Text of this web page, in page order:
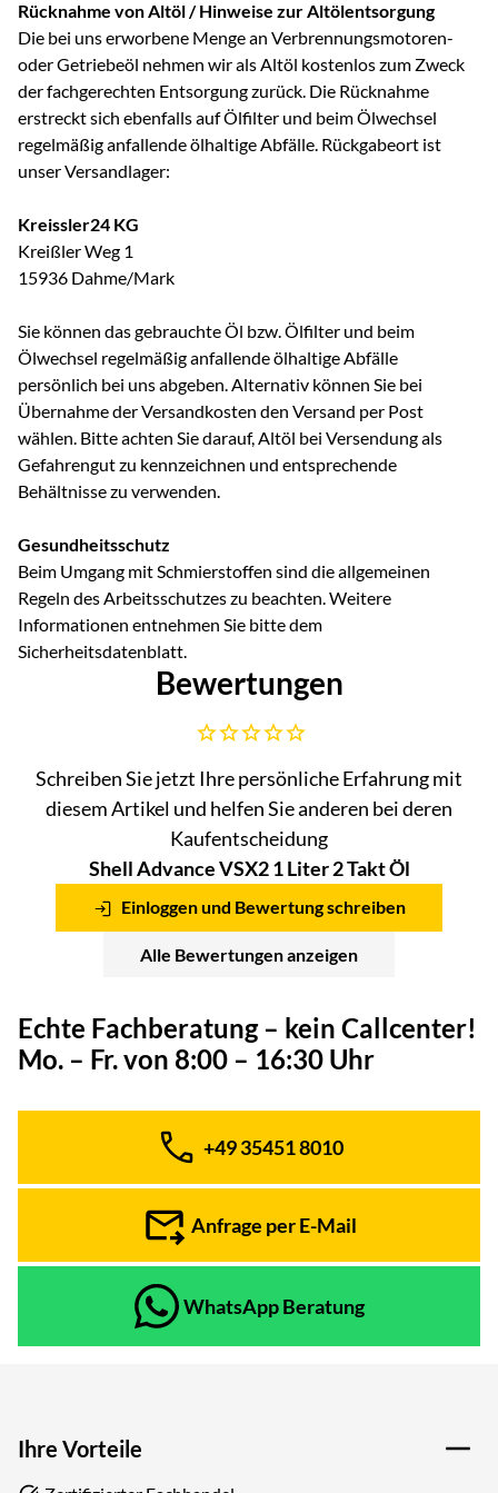
Rücknahme von Altöl / Hinweise zur Altölentsorgung
Die bei uns erworbene Menge an Verbrennungsmotoren-
oder Getriebeöl nehmen wir als Altöl kostenlos zum Zweck
der fachgerechten Entsorgung zurück. Die Rücknahme
erstreckt sich ebenfalls auf Ölfilter und beim Ölwechsel
regelmäßig anfallende ölhaltige Abfälle. Rückgabeort ist
unser Versandlager:
Kreissler24 KG
Kreißler Weg 1
15936 Dahme/Mark
Sie können das gebrauchte Öl bzw. Ölfilter und beim
Ölwechsel regelmäßig anfallende ölhaltige Abfälle
persönlich bei uns abgeben. Alternativ können Sie bei
Übernahme der Versandkosten den Versand per Post
wählen. Bitte achten Sie darauf, Altöl bei Versendung als
Gefahrengut zu kennzeichnen und entsprechende
Behältnisse zu verwenden.
Gesundheitsschutz
Beim Umgang mit Schmierstoffen sind die allgemeinen
Regeln des Arbeitsschutzes zu beachten. Weitere
Informationen entnehmen Sie bitte dem
Sicherheitsdatenblatt.
Bewertungen
Noch keine Bewertungen abgegeben
Schreiben Sie jetzt Ihre persönliche Erfahrung mit
diesem Artikel und helfen Sie anderen bei deren
Kaufentscheidung
Shell Advance VSX2 1 Liter 2 Takt Öl
Einloggen und Bewertung schreiben
Alle Bewertungen anzeigen
Echte Fachberatung – kein Callcenter!
Mo. – Fr. von 8:00 – 16:30 Uhr
Telefon:
+49 35451 8010
Anfrage per E-Mail
WhatsApp Beratung
Ihre Vorteile